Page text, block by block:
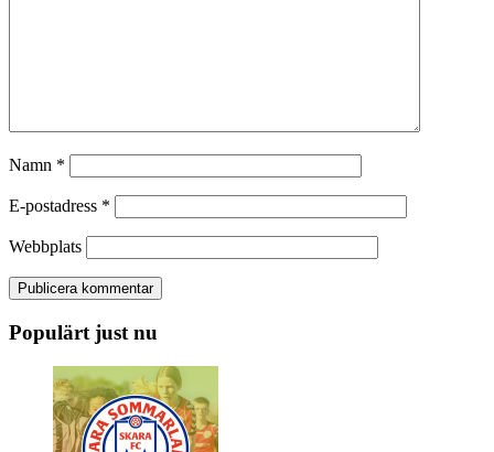
Namn *
E-postadress *
Webbplats
Populärt just nu